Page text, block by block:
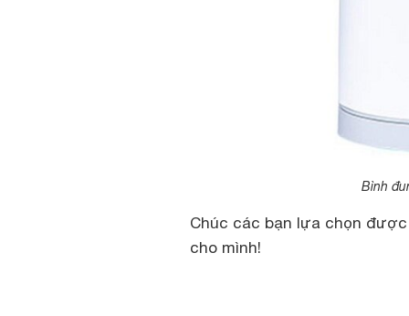
Bình
Chúc các bạn lựa chọn
cho mình!